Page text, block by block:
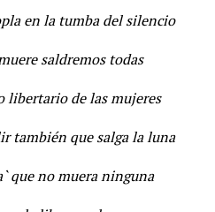
en la tumba del silencio
saldremos todas
libertario de las mujeres
también que salga la luna
que no muera ninguna